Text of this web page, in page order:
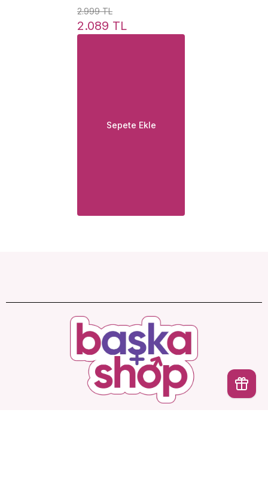
Massager Klitoris
Emiş Güçlü Vibratör
2.999 TL
2.089 TL
Sepete Ekle